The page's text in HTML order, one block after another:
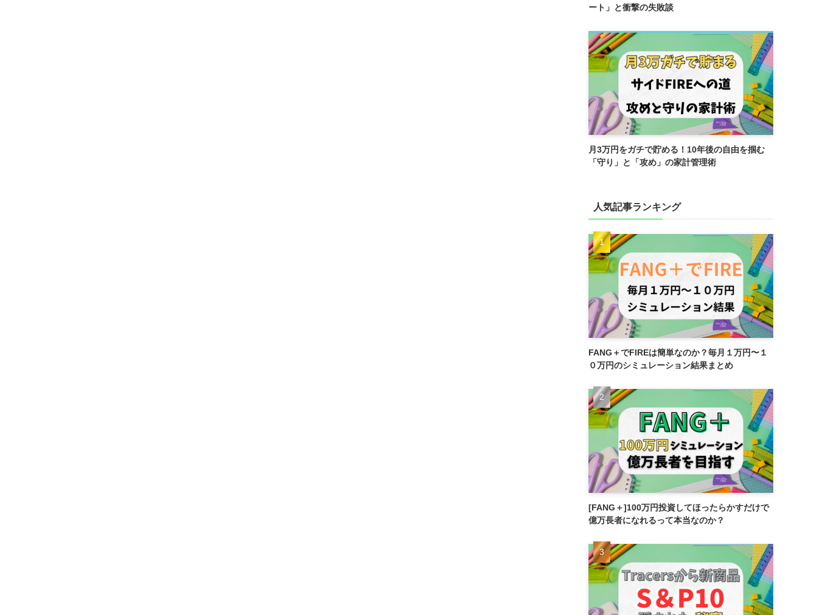
ート」と衝撃の失敗談
月3万円をガチで貯める！10年後の自由を掴む
「守り」と「攻め」の家計管理術
人気記事ランキング
FANG＋でFIREは簡単なのか？毎月１万円〜１
０万円のシミュレーション結果まとめ
[FANG＋]100万円投資してほったらかすだけで
億万長者になれるって本当なのか？